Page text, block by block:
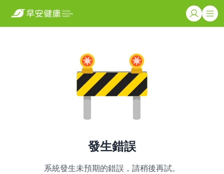
發生錯誤
系統發生未預期的錯誤，請稍後再試。